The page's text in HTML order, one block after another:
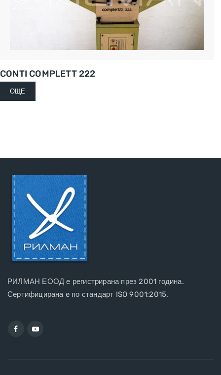
CONTI COMPLETT 222
ОЩЕ
РИЛМАН ЕООД е регистрирана през 2001 година.
Сертифицирана e по стандарт ISO 9001:2015.